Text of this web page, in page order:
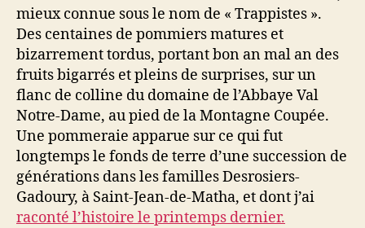
mieux connue sous le nom de « Trappistes ».
Des centaines de pommiers matures et
bizarrement tordus, portant bon an mal an des
fruits bigarrés et pleins de surprises, sur un
flanc de colline du domaine de l’Abbaye Val
Notre-Dame, au pied de la Montagne Coupée.
Une pommeraie apparue sur ce qui fut
longtemps le fonds de terre d’une succession de
générations dans les familles Desrosiers-
Gadoury, à Saint-Jean-de-Matha, et dont j’ai
raconté l’histoire le printemps dernier.